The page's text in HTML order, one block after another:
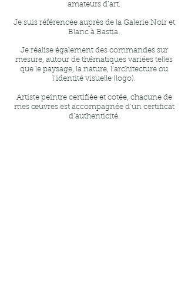
amateurs d’art.
Je suis référencée auprès de la Galerie Noir et
Blanc à Bastia.
Je réalise également des commandes sur
mesure, autour de thématiques variées telles
que le paysage, la nature, l’architecture ou
l’identité visuelle (logo).
Artiste peintre certifiée et cotée, chacune de
mes œuvres est accompagnée d’un certificat
d’authenticité.